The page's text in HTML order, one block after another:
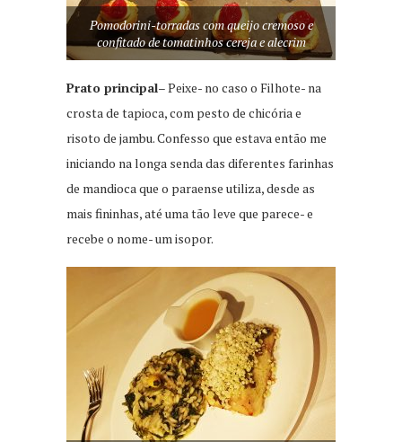
Pomodorini-torradas com queijo cremoso e
confitado de tomatinhos cereja e alecrim
Prato principal– Peixe- no caso o Filhote- na
crosta de tapioca, com pesto de chicória e
risoto de jambu. Confesso que estava então me
iniciando na longa senda das diferentes farinhas
de mandioca que o paraense utiliza, desde as
mais fininhas, até uma tão leve que parece- e
recebe o nome- um isopor.